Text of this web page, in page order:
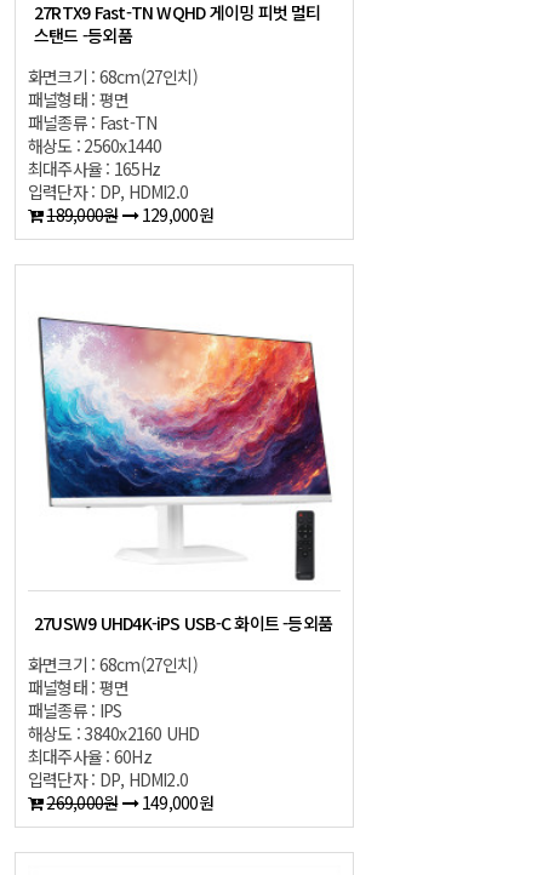
27RTX9 Fast-TN WQHD 게이밍 피벗 멀티
스탠드 -등외품
화면크기 : 68cm(27인치)
패널형태 : 평면
패널종류 : Fast-TN
해상도 : 2560x1440
최대주사율 : 165Hz
입력단자 : DP, HDMI2.0
189,000원
129,000원
27USW9 UHD4K-iPS USB-C 화이트 -등외품
화면크기 : 68cm(27인치)
패널형태 : 평면
패널종류 : IPS
해상도 : 3840x2160 UHD
최대주사율 : 60Hz
입력단자 : DP, HDMI2.0
269,000원
149,000원